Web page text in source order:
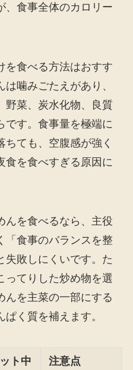
、食事全体のカロリー
を食べる方法はおすす
噛みごたえがあり、
野菜、炭水化物、良質
です。食事量を極端に
ても、空腹感が強く
食を食べすぎる原因に
んを食べるなら、主役
「食事のバランスを整
失敗しにくいです。た
ってりした炒め物を選
んを主菜の一部にする
く質を補えます。
ト中 注意点